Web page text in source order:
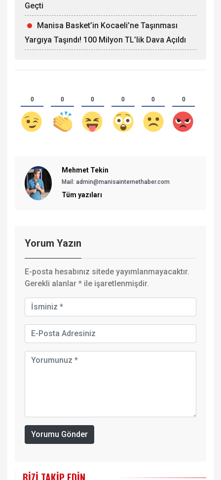
Geçti
Manisa Basket’in Kocaeli’ne Taşınması
Yargıya Taşındı! 100 Milyon TL’lik Dava Açıldı
0 0 0 0 0 0
Mehmet Tekin
Mail: admin@manisainternethaber.com
Tüm yazıları
Yorum Yazın
E-posta hesabınız sitede yayımlanmayacaktır.
Gerekli alanlar * ile işaretlenmişdir.
Yorumu Gönder